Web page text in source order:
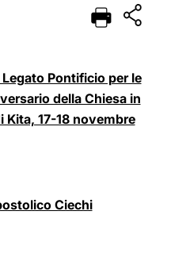
DEUTSCH
العربيّة
中文
Pontificio per le
della Chiesa in
Kita, 17-18 novembre
Ciechi